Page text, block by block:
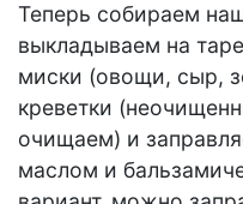
Теперь собираем
выкладываем на
миски (овощи, сыр,
креветки
очищаем) и
маслом и